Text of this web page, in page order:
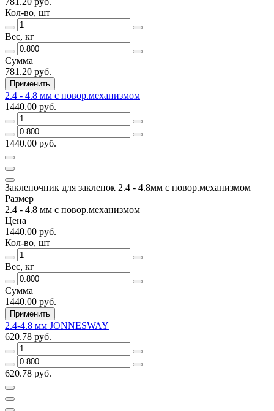
Кол-во, шт
Вес, кг
Сумма
781.20 руб.
Применить
2.4 - 4.8 мм с повор.механизмом
1440.00 руб.
1440.00 руб.
Заклепочник для заклепок 2.4 - 4.8мм с повор.механизмом
Размер
2.4 - 4.8 мм с повор.механизмом
Цена
1440.00 руб.
Кол-во, шт
Вес, кг
Сумма
1440.00 руб.
Применить
2.4-4.8 мм JONNESWAY
620.78 руб.
620.78 руб.